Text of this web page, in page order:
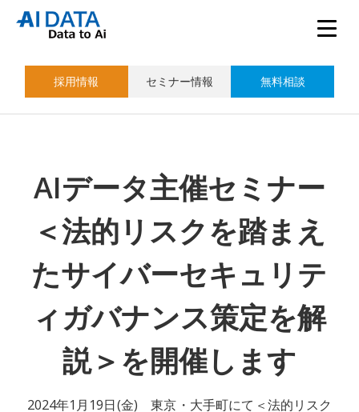
採用情報 セミナー情報 無料相談
AIデータ主催セミナー
＜法的リスクを踏まえ
たサイバーセキュリテ
ィガバナンス策定を解
説＞を開催します
2024年1月19日(金) 東京・大手町にて＜法的リスク